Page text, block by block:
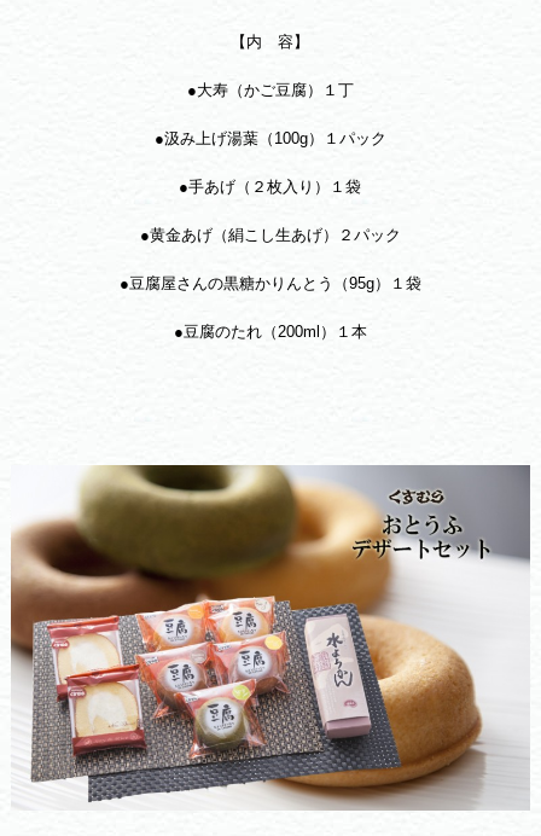
【内 容】
●大寿（かご豆腐）１丁
●汲み上げ湯葉（100g）１パック
●手あげ（２枚入り）１袋
●黄金あげ（絹こし生あげ）２パック
●豆腐屋さんの黒糖かりんとう（95g）１袋
●豆腐のたれ（200ml）１本